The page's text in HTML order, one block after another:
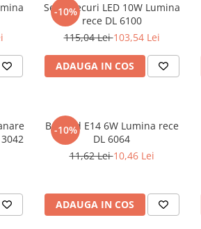
-10%
Set 8 Becuri LED 10W Lumina
rece DL 6100
115,04 Lei103,54 Lei
ADAUGA IN COS
-10%
Bec Led E14 6W Lumina rece
DL 6064
11,62 Lei10,46 Lei
ADAUGA IN COS